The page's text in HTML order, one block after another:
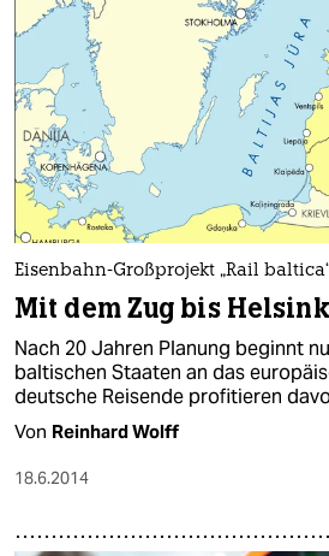
Eisenbahn-Großprojekt „Rail
Mit dem Zug bis
Nach 20 Jahren Planung beginnt
baltischen Staaten an das
deutsche Reisende profitieren
Von Reinhard Wolff
18.6.2014